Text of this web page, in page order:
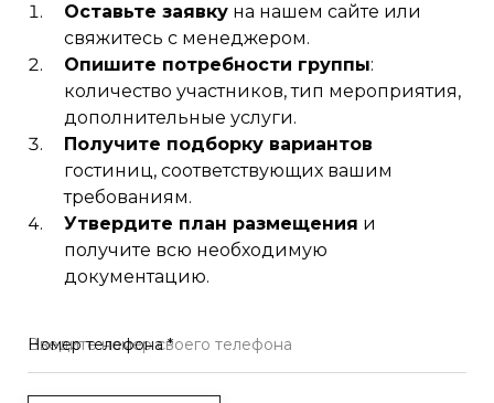
Оставьте заявку на нашем сайте или
свяжитесь с менеджером.
Опишите потребности группы:
количество участников, тип мероприятия,
дополнительные услуги.
Получите подборку вариантов
гостиниц, соответствующих вашим
требованиям.
Утвердите план размещения и
получите всю необходимую
документацию.
Номер телефона *